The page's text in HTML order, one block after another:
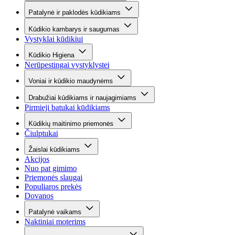
Patalynė ir paklodės kūdikiams
Kūdikio kambarys ir saugumas
Vystyklai kūdikiui
Kūdikio Higiena
Nerūpestingai vystyklystei
Voniai ir kūdikio maudynėms
Drabužiai kūdikiams ir naujagimiams
Pirmieji batukai kūdikiams
Kūdikių maitinimo priemonės
Čiulptukai
Žaislai kūdikiams
Akcijos
Nuo pat gimimo
Priemonės slaugai
Populiaros prekės
Dovanos
Patalynė vaikams
Naktiniai moterims